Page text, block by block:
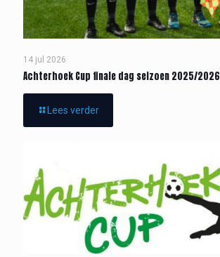
14 jul 2026
Achterhoek Cup finale dag seizoen 2025/2026
Lees verder